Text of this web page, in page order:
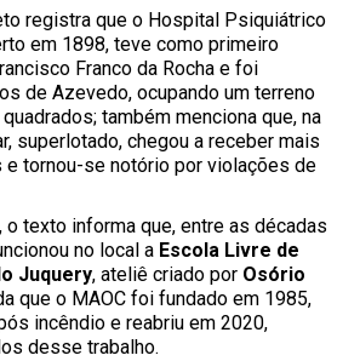
registra que o Hospital Psiquiátrico
em 1898, teve como primeiro
Franco da Rocha e foi
de Azevedo, ocupando um terreno
também menciona que, na
superlotado, chegou a receber mais
tornou-se notório por violações de
o texto informa que, entre as décadas
no local a Escola Livre de
Juquery, ateliê criado por Osório
que o MAOC foi fundado em 1985,
incêndio e reabriu em 2020,
desse trabalho.